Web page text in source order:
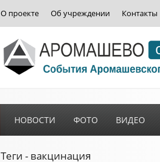
О проекте Об учреждении Контакты
НОВОСТИ ФОТО ВИДЕО
Теги - вакцинация